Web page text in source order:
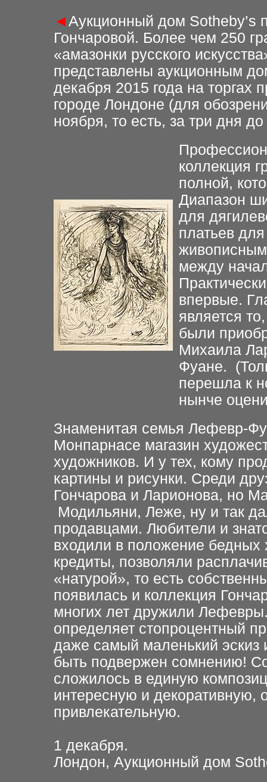
◄Аукционный дом Sotheby’s
Гончаровой. Более чем 250
«амазонки русского
представлены аукционным
декабря 2015 года на торгах
городе Лондоне (для
ноября, то есть, за три дня
коллекция
полной,
Диапазон
для
платьев
между
впервые.
является
были
Михаила
Фуане.
перешла к
нынче
Знаменитая семья Лефевр-
Монпарнасе магазин
художников. И у тех, кому
картины и рисунки. Среди
Гончарова и Ларионова, но
Модильяни, Леже, ну и так
продавцами. Любители и
входили в положение бедных
кредиты, позволяли
«натурой», то есть
появилась и коллекция
многих лет дружили
определяет стопроцентный
даже самый маленький эскиз
быть подвержен сомнению!
сложилось в единую
интересную и декоративную,
привлекательную.
1 декабря.
Лондон, Аукционный дом